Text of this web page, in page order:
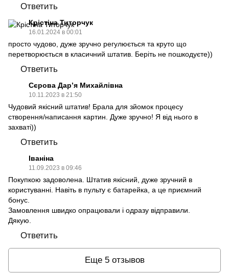
Ответить
Крістіна Титорчук
16.01.2024 в 00:01
просто чудово, дуже зручно регулюється та круто що
перетворюється в класичний штатив. Беріть не пошкодуєте))
Ответить
Сєрова Дарʼя Михайлівна
10.11.2023 в 21:50
Чудовий якісний штатив! Брала для зйомок процесу
створення/написання картин. Дуже зручно! Я від нього в
захваті))
Ответить
Іваніна
11.09.2023 в 09:46
Покупкою задоволена. Штатив якісний, дуже зручний в
користуванні. Навіть в пульту є батарейка, а це приємний
бонус.
Замовлення швидко опрацювали і одразу відправили.
Дякую.
Ответить
Еще 5 отзывов